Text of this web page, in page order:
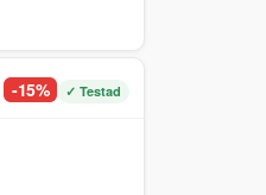
-15% ✓ Testad